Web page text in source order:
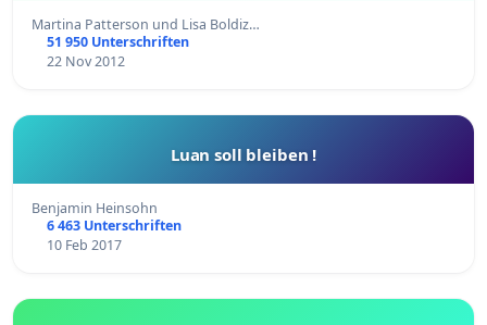
Martina Patterson und Lisa Boldiz…
51 950 Unterschriften
22 Nov 2012
Luan soll bleiben !
Benjamin Heinsohn
6 463 Unterschriften
10 Feb 2017